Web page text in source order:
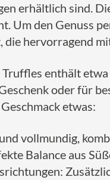
erhältlich sind.
Um den Genuss
hervorragend
enthält
oder für
etwas:
vollmundig,
Balance aus